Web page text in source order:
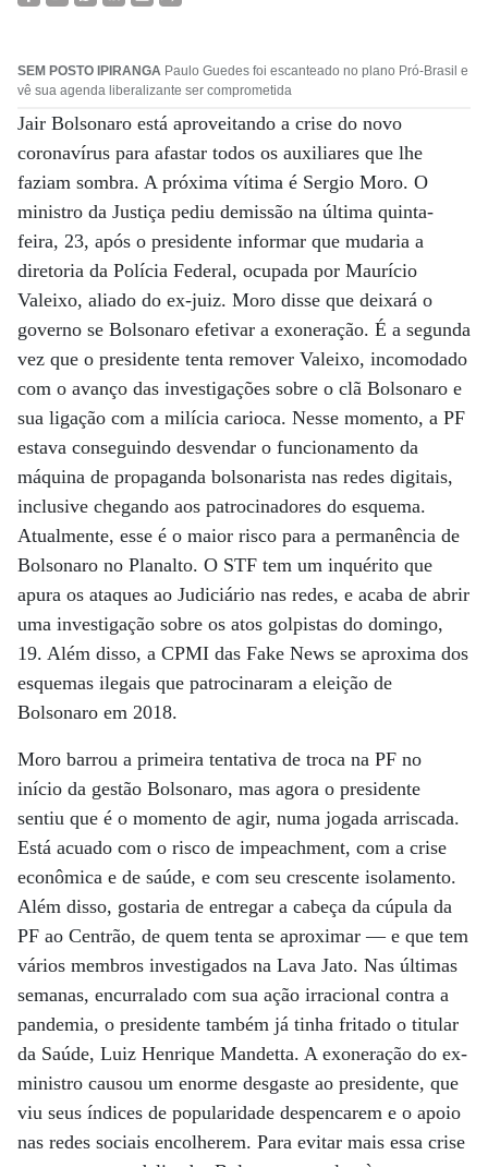
SEM POSTO IPIRANGA Paulo Guedes foi escanteado no plano Pró-Brasil e
vê sua agenda liberalizante ser comprometida
Jair Bolsonaro está aproveitando a crise do novo
coronavírus para afastar todos os auxiliares que lhe
faziam sombra. A próxima vítima é Sergio Moro. O
ministro da Justiça pediu demissão na última quinta-
feira, 23, após o presidente informar que mudaria a
diretoria da Polícia Federal, ocupada por Maurício
Valeixo, aliado do ex-juiz. Moro disse que deixará o
governo se Bolsonaro efetivar a exoneração. É a segunda
vez que o presidente tenta remover Valeixo, incomodado
com o avanço das investigações sobre o clã Bolsonaro e
sua ligação com a milícia carioca. Nesse momento, a PF
estava conseguindo desvendar o funcionamento da
máquina de propaganda bolsonarista nas redes digitais,
inclusive chegando aos patrocinadores do esquema.
Atualmente, esse é o maior risco para a permanência de
Bolsonaro no Planalto. O STF tem um inquérito que
apura os ataques ao Judiciário nas redes, e acaba de abrir
uma investigação sobre os atos golpistas do domingo,
19. Além disso, a CPMI das Fake News se aproxima dos
esquemas ilegais que patrocinaram a eleição de
Bolsonaro em 2018.
Moro barrou a primeira tentativa de troca na PF no
início da gestão Bolsonaro, mas agora o presidente
sentiu que é o momento de agir, numa jogada arriscada.
Está acuado com o risco de impeachment, com a crise
econômica e de saúde, e com seu crescente isolamento.
Além disso, gostaria de entregar a cabeça da cúpula da
PF ao Centrão, de quem tenta se aproximar — e que tem
vários membros investigados na Lava Jato. Nas últimas
semanas, encurralado com sua ação irracional contra a
pandemia, o presidente também já tinha fritado o titular
da Saúde, Luiz Henrique Mandetta. A exoneração do ex-
ministro causou um enorme desgaste ao presidente, que
viu seus índices de popularidade despencarem e o apoio
nas redes sociais encolherem. Para evitar mais essa crise